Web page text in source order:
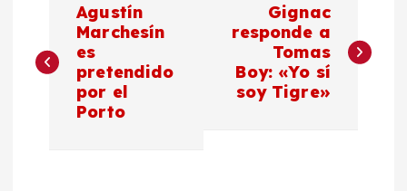
a
v
Agustín
Marchesín
es
pretendido
por el
Porto
Gignac
responde a
Tomas
Boy: «Yo sí
soy Tigre»